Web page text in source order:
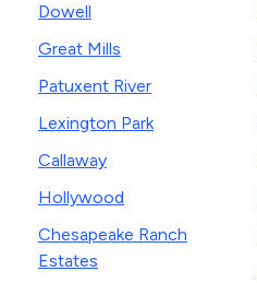
Dowell
Great Mills
Patuxent River
Lexington Park
Callaway
Hollywood
Chesapeake Ranch
Estates